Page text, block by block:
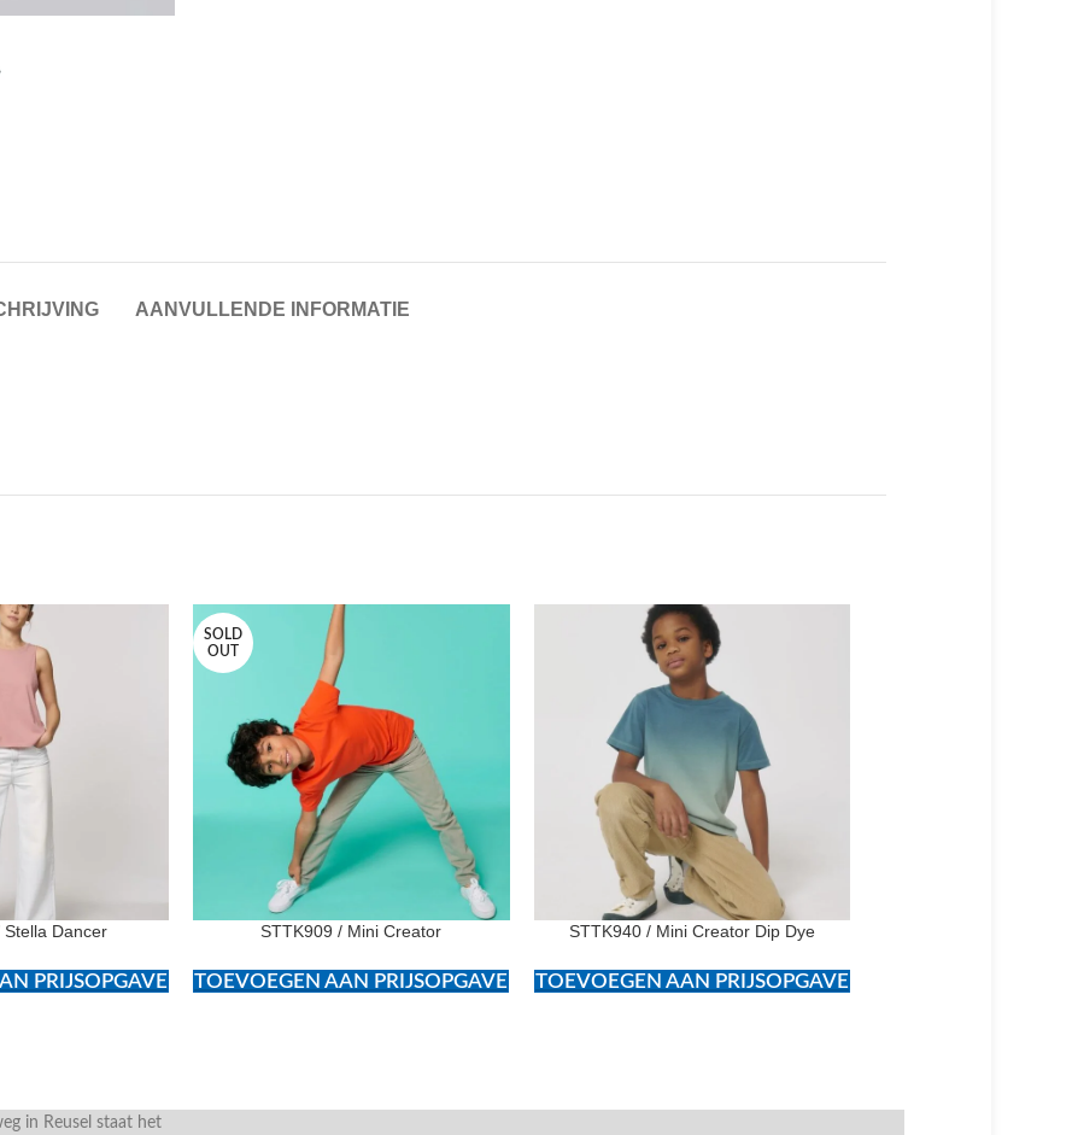
AANVULLENDE INFORMATIE
Dancer
PRIJSOPGAVE
SOLD
OUT
STTK909 / Mini Creator
TOEVOEGEN AAN PRIJSOPGAVE
STTK940 / Mini Creator Dip Dye
TOEVOEGEN AAN PRIJSOPGAVE
in Reusel staat het